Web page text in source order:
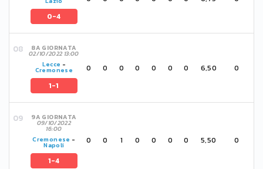
0-4
8A GIORNATA
02/10/2022 13:00
Lecce -
Cremonese
1-1
0 0 0 0 0 0 0 6,50 0
9A GIORNATA
09/10/2022
16:00
Cremonese -
Napoli
1-4
0 0 1 0 0 0 0 5,50 0